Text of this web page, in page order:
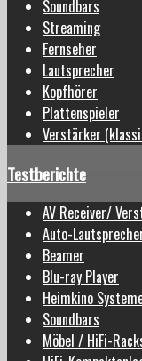
Soundbars
Streaming
Fernseher
Lautsprecher
Kopfhörer
Plattenspieler
Verstärker
Testberichte
AV Receiver/
Auto-
Beamer
Blu-ray Player
Heimkino
Soundbars
Möbel / HiFi-